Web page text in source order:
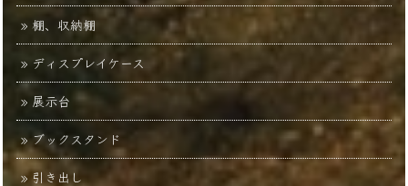
棚、収納棚
ディスプレイケース
展示台
ブックスタンド
引き出し